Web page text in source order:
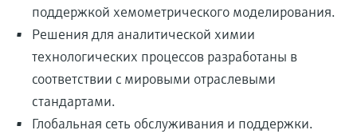
поддержкой хемометрического моделирования.
Решения для аналитической химии
технологических процессов разработаны в
соответствии с мировыми отраслевыми
стандартами.
Глобальная сеть обслуживания и поддержки.